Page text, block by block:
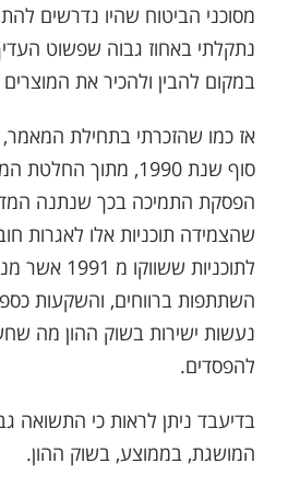
מסוכני הביטוח שהיו נדרשים
נתקלתי באחוז גבוה שפשוט
במקום להבין ולהכיר את
אז כמו שהזכרתי בתחילת המאמר,
סוף שנת 1990, מתוך
הפסקת התמיכה בכך שנתנה
שהצמידה תוכניות אלו לאגרות
לתוכניות
השתתפות ברווחים, והשקעות
נעשות ישירות בשוק ההון מה
להפסדים.
בדיעבד ניתן לראות כי התשואה
המושגת, בממוצע, בשוק ההון.